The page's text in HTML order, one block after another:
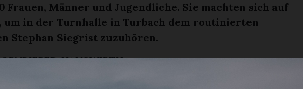
Frauen, Männer und Jugendliche. Sie machten sich auf
um in der Turnhalle in Turbach dem routinierten
Stephan Siegrist zuzuhören.
HAUSWIRTH